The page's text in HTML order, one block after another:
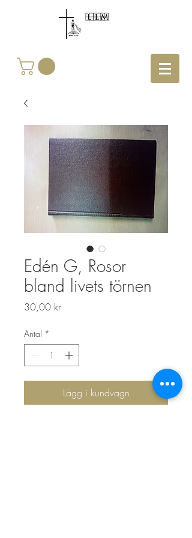
Edén G, Rosor
bland livets törnen
30,00 krPris
Antal *
Lägg i kundvagn